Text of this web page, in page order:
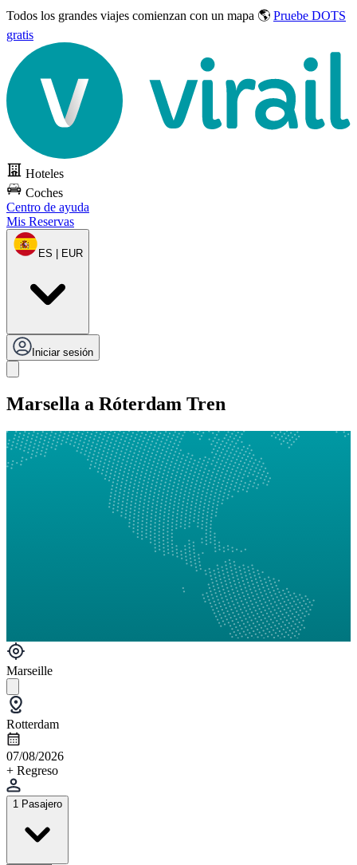
Todos los grandes viajes comienzan con un mapa 🌎 Pruebe DOTS
gratis
Hoteles
Coches
Centro de ayuda
Mis Reservas
ES | EUR
Iniciar sesión
Marsella a Róterdam Tren
Marseille
Rotterdam
07/08/2026
+ Regreso
1 Pasajero